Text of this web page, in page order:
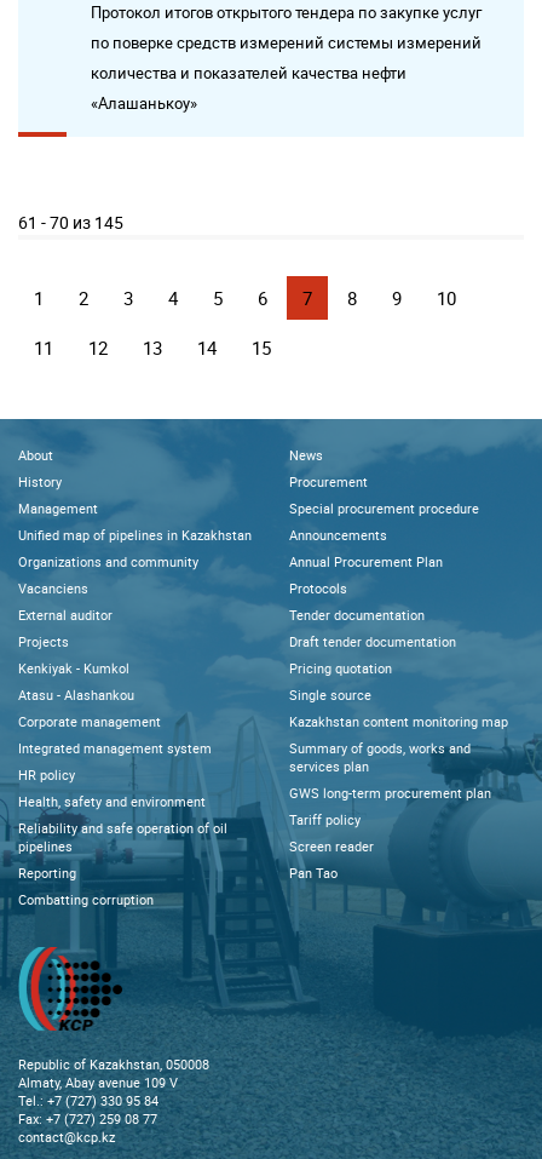
Протокол итогов открытого тендера по закупке услуг
по поверке средств измерений системы измерений
количества и показателей качества нефти
«Алашанькоу»
61 - 70 из 145
1 2 3 4 5 6 7 8 9 10
11 12 13 14 15
About
History
Management
Unified map of pipelines in Kazakhstan
Organizations and community
Vacanciens
External auditor
Projects
Kenkiyak - Kumkol
Atasu - Alashankou
Corporate management
Integrated management system
HR policy
Health, safety and environment
Reliability and safe operation of oil
pipelines
Reporting
Combatting corruption
News
Procurement
Special procurement procedure
Announcements
Annual Procurement Plan
Protocols
Tender documentation
Draft tender documentation
Pricing quotation
Single source
Kazakhstan content monitoring map
Summary of goods, works and
services plan
GWS long-term procurement plan
Tariff policy
Screen reader
Pan Tao
Republic of Kazakhstan, 050008
Almaty, Abay avenue 109 V
Tel.: +7 (727) 330 95 84
Fax: +7 (727) 259 08 77
contact@kcp.kz